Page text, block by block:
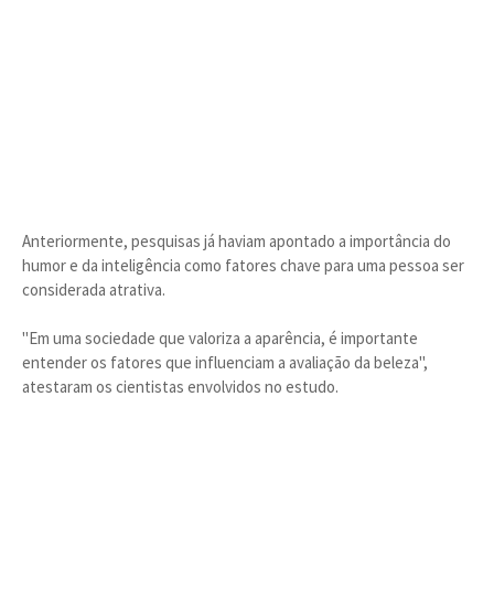
Anteriormente, pesquisas já haviam apontado a importância do
humor e da inteligência como fatores chave para uma pessoa ser
considerada atrativa.
"Em uma sociedade que valoriza a aparência, é importante
entender os fatores que influenciam a avaliação da beleza",
atestaram os cientistas envolvidos no estudo.